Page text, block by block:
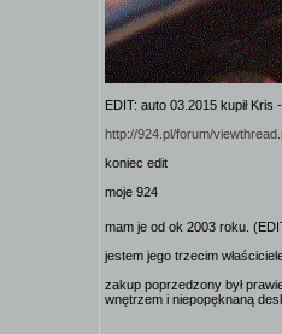
EDIT: auto 03.2015 kupił
http://924.pl/forum/
koniec edit
moje 924
mam je od ok 2003 roku.
jestem jego trzecim
zakup poprzedzony był
wnętrzem i niepopęknaną